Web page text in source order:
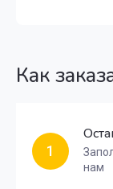
Как
1
нам